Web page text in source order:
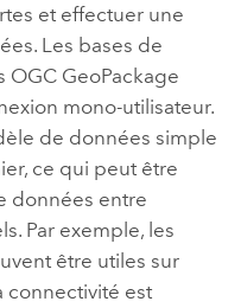
et effectuer une
Les bases de
OGC GeoPackage
mono-utilisateur.
de données simple
ce qui peut être
données entre
Par exemple, les
être utiles sur
connectivité est